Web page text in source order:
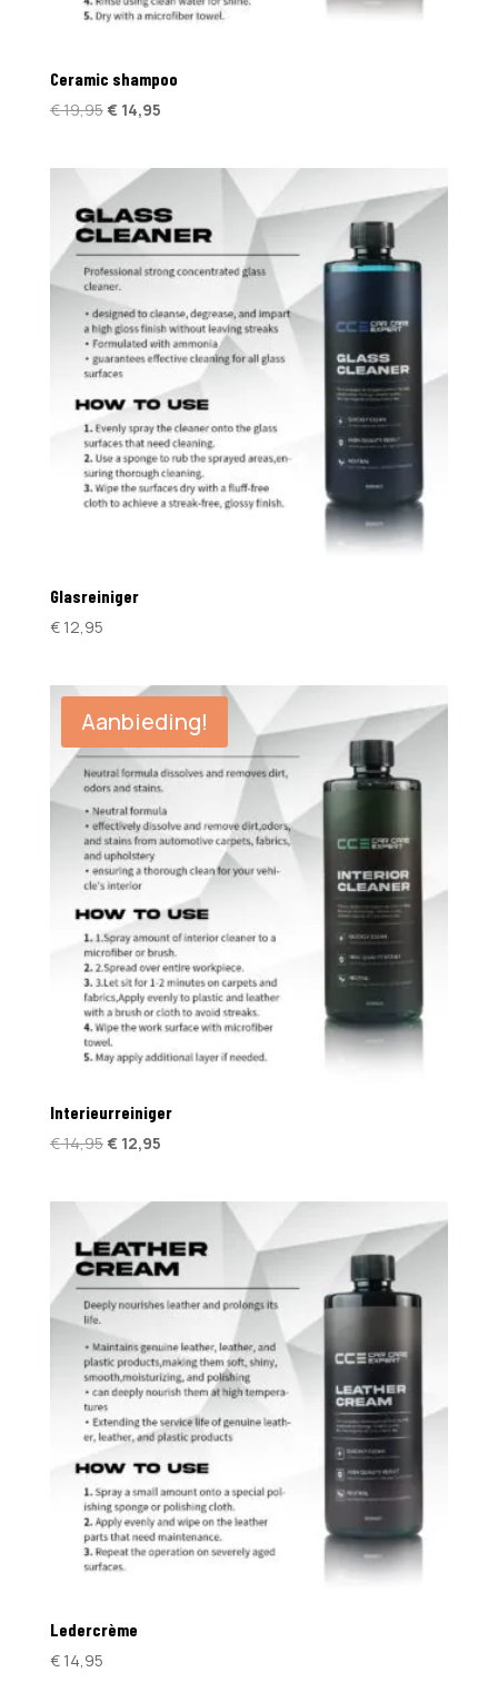
Ceramic shampoo
€19,95 Oorspronkelijke
€ 19,95.
€ 14,95Huidige
Glasreiniger
€12,95
Aanbieding!
Interieurreiniger
€14,95 Oorspronkelijke
€ 14,95.
€ 12,95Huidige
Ledercrème
€14,95